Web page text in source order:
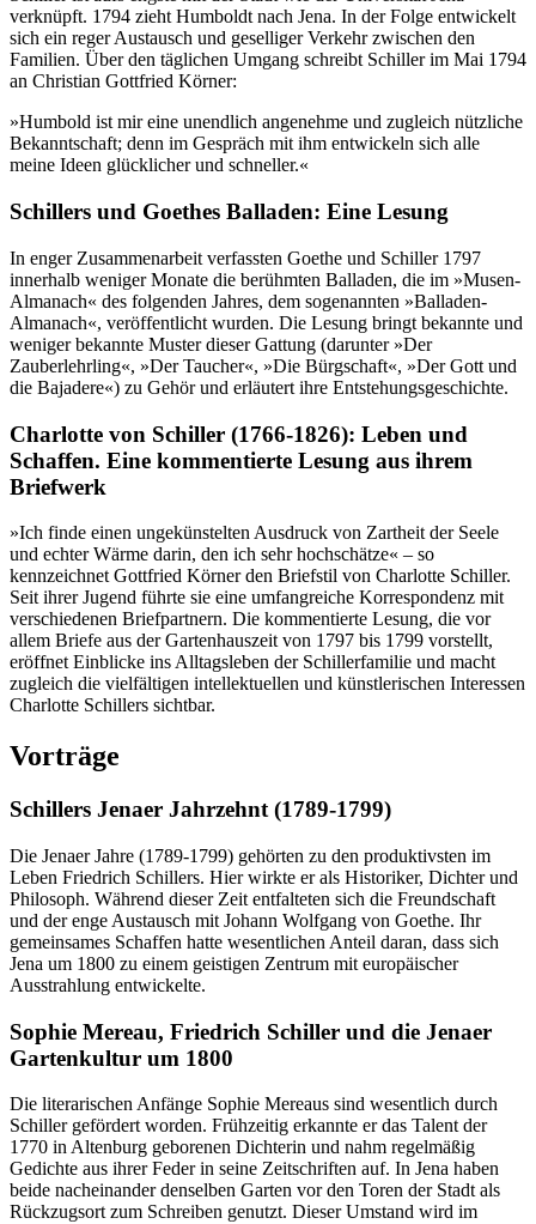
verknüpft. 1794 zieht Humboldt nach Jena. In der Folge entwickelt
sich ein reger Austausch und geselliger Verkehr zwischen den
Familien. Über den täglichen Umgang schreibt Schiller im Mai 1794
an Christian Gottfried Körner:
»Humbold ist mir eine unendlich angenehme und zugleich nützliche
Bekanntschaft; denn im Gespräch mit ihm entwickeln sich alle
meine Ideen glücklicher und schneller.«
Schillers und Goethes Balladen: Eine Lesung
In enger Zusammenarbeit verfassten Goethe und Schiller 1797
innerhalb weniger Monate die berühmten Balladen, die im »Musen-
Almanach« des folgenden Jahres, dem sogenannten »Balladen-
Almanach«, veröffentlicht wurden. Die Lesung bringt bekannte und
weniger bekannte Muster dieser Gattung (darunter »Der
Zauberlehrling«, »Der Taucher«, »Die Bürgschaft«, »Der Gott und
die Bajadere«) zu Gehör und erläutert ihre Entstehungsgeschichte.
Charlotte von Schiller (1766-1826): Leben und
Schaffen. Eine kommentierte Lesung aus ihrem
Briefwerk
»Ich finde einen ungekünstelten Ausdruck von Zartheit der Seele
und echter Wärme darin, den ich sehr hochschätze« – so
kennzeichnet Gottfried Körner den Briefstil von Charlotte Schiller.
Seit ihrer Jugend führte sie eine umfangreiche Korrespondenz mit
verschiedenen Briefpartnern. Die kommentierte Lesung, die vor
allem Briefe aus der Gartenhauszeit von 1797 bis 1799 vorstellt,
eröffnet Einblicke ins Alltagsleben der Schillerfamilie und macht
zugleich die vielfältigen intellektuellen und künstlerischen Interessen
Charlotte Schillers sichtbar.
Vorträge
Schillers Jenaer Jahrzehnt (1789-1799)
Die Jenaer Jahre (1789-1799) gehörten zu den produktivsten im
Leben Friedrich Schillers. Hier wirkte er als Historiker, Dichter und
Philosoph. Während dieser Zeit entfalteten sich die Freundschaft
und der enge Austausch mit Johann Wolfgang von Goethe. Ihr
gemeinsames Schaffen hatte wesentlichen Anteil daran, dass sich
Jena um 1800 zu einem geistigen Zentrum mit europäischer
Ausstrahlung entwickelte.
Sophie Mereau, Friedrich Schiller und die Jenaer
Gartenkultur um 1800
Die literarischen Anfänge Sophie Mereaus sind wesentlich durch
Schiller gefördert worden. Frühzeitig erkannte er das Talent der
1770 in Altenburg geborenen Dichterin und nahm regelmäßig
Gedichte aus ihrer Feder in seine Zeitschriften auf. In Jena haben
beide nacheinander denselben Garten vor den Toren der Stadt als
Rückzugsort zum Schreiben genutzt. Dieser Umstand wird im